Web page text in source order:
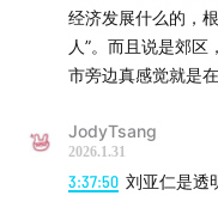
《艾米莉亚·佩雷斯
《悲惨世界》的普
和美国电影的区别
《阿黛尔的生
经济发展什么的，
人”。而且说是郊
市旁边真感觉就是在
JodyTsang
2026.1.31
3:37:50 刘亚仁是透